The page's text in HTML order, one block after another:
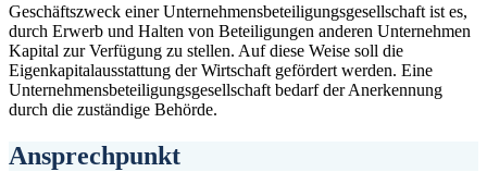
Geschäftszweck einer Unternehmensbeteiligungsgesellschaft ist es,
durch Erwerb und Halten von Beteiligungen anderen Unternehmen
Kapital zur Verfügung zu stellen. Auf diese Weise soll die
Eigenkapitalausstattung der Wirtschaft gefördert werden. Eine
Unternehmensbeteiligungsgesellschaft bedarf der Anerkennung
durch die zuständige Behörde.
Ansprechpunkt